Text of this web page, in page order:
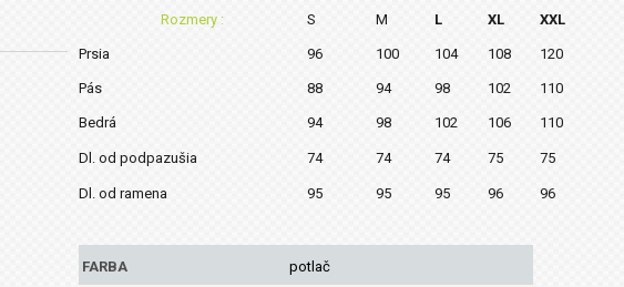
Rozmery : S M L XL XXL
Prsia 96 100 104 108 120
Pás 88 94 98 102 110
Bedrá 94 98 102 106 110
Dl. od podpazušia 74 74 74 75 75
Dl. od ramena 95 95 95 96 96
FARBA potlač